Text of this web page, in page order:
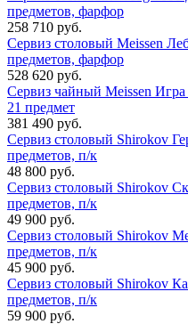
предметов, фарфор
258 710 руб.
Сервиз столовый Meissen
предметов, фарфор
528 620 руб.
Сервиз чайный Meissen
21 предмет
381 490 руб.
Сервиз столовый Shirokov
предметов, п/к
48 800 руб.
Сервиз столовый Shirokov
предметов, п/к
49 900 руб.
Сервиз столовый Shirokov
предметов, п/к
45 900 руб.
Сервиз столовый Shirokov
предметов, п/к
59 900 руб.